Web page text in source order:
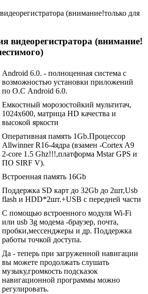
видеорегистратора (внимание!
Android 6.0. - полноценная система с
возможностью установки приложений
по О.С Android 6.0.
Емкостный морозостойкий мультитач,
1024х600, матрица HD качества и
высокой яркости
Оперативная память 1Gb.Процессор
Allwinner R16-4ядра (взамен -Сortex A9
2-core 1.5 Ghz!!!,платформа Mstar GPS и
ПО SIRF V).
Встроенная память 16Gb
Поддержка SD карт до 32Gb до 2шт,Usb
flash и HDD*2шт.+USB с передней части
С помощью встроенного модуля Wi-Fi
или usb 3g модема -браузер, почта,
пробки,мессенджеры и др. Поддержка
работы точкой доступа.
Да - теперь при загруженной навигации
вы можете продолжать слушать
музыку,громкость подсказок
навигационной программы можно
регулировать.